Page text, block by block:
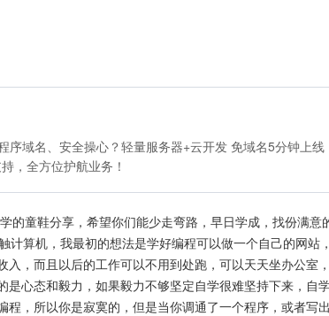
序域名、安全操心？轻量服务器+云开发 免域名5分钟上线
，全方位护航业务！
的童鞋分享，希望你们能少走弯路，早日学成，找份满意
计算机，我最初的想法是学好编程可以做一个自己的网站
，而且以后的工作可以不用到处跑，可以天天坐办公室
心态和毅力，如果毅力不够坚定自学很难坚持下来，自
，所以你是寂寞的，但是当你调通了一个程序，或者写